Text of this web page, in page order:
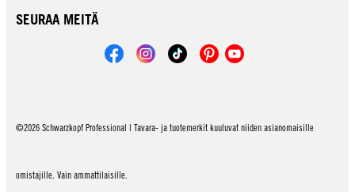
SEURAA MEITÄ
©2026 Schwarzkopf Professional | Tavara- ja tuotemerkit kuuluvat niiden asianomaisille
omistajille. Vain ammattilaisille.